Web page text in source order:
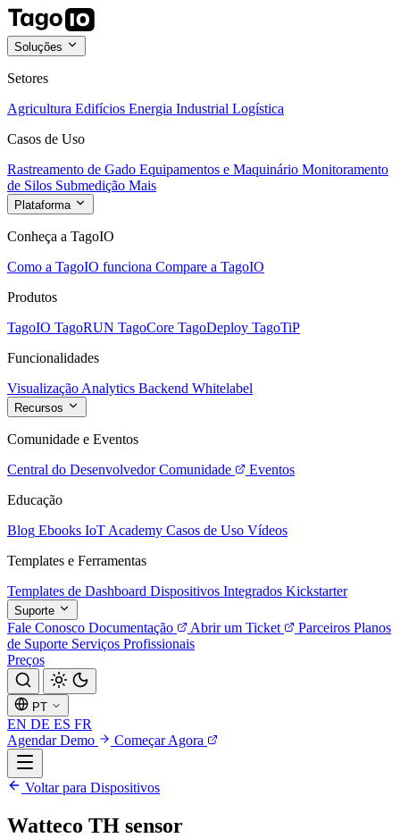
Soluções
Setores
Agricultura Edifícios Energia Industrial Logística
Casos de Uso
Rastreamento de Gado Equipamentos e Maquinário Monitoramento
de Silos Submedição Mais
Plataforma
Conheça a TagoIO
Como a TagoIO funciona Compare a TagoIO
Produtos
TagoIO TagoRUN TagoCore TagoDeploy TagoTiP
Funcionalidades
Visualização Analytics Backend Whitelabel
Recursos
Comunidade e Eventos
Central do Desenvolvedor Comunidade
Eventos
Educação
Blog Ebooks IoT Academy Casos de Uso Vídeos
Templates e Ferramentas
Templates de Dashboard Dispositivos Integrados Kickstarter
Suporte
Fale Conosco Documentação Abrir um Ticket Parceiros Planos
de Suporte Serviços Profissionais
Preços
PT
EN DE ES FR
Agendar Demo
Começar Agora
Voltar para Dispositivos
Watteco TH sensor